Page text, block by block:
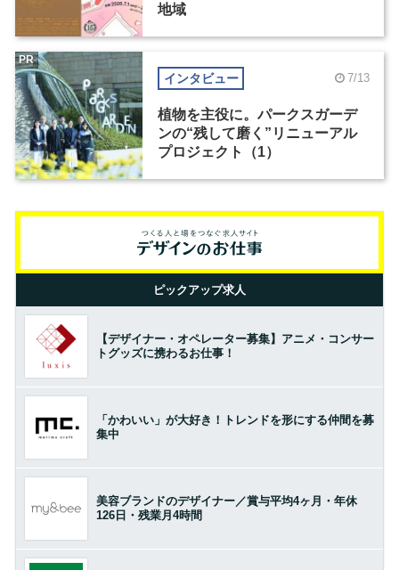
地域
インタビュー 7/13
植物を主役に。パークスガーデ
ンの“残して磨く”リニューアル
プロジェクト（1）
PR
ピックアップ求人
【デザイナー・オペレーター募集】アニメ・コンサー
トグッズに携わるお仕事！
「かわいい」が大好き！トレンドを形にする仲間を募
集中
美容ブランドのデザイナー／賞与平均4ヶ月・年休
126日・残業月4時間